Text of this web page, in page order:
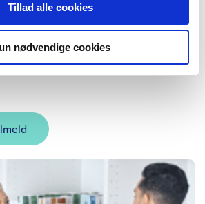
Tillad alle cookies
nødvendige cookies